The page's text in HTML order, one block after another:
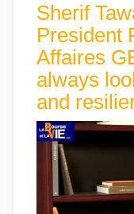
Sherif
President
Affaires
always
and